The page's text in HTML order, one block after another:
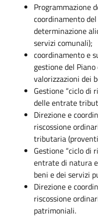
Programmazione
coordinamento
determinazione
servizi comunali);
coordinamento e
gestione del
valorizzazioni dei
Gestione “ciclo di
delle entrate
Direzione e
riscossione
tributaria
Gestione “ciclo di
entrate di natura
beni e dei servizi
Direzione e
riscossione
patrimoniali.